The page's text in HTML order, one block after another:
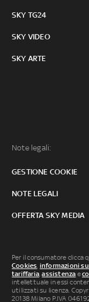
SKY TG24
SKY VIDEO
SKY ARTE
Note legali:
GESTIONE COOKIE
NOTE LEGALI
OFFERTA SKY MEDIA
Per il consumatore clicca
Cookies informazioni
tariffaria ,assistenza e
intellettuale in essi
utilizzati su licenza.
20138 Milano P.IVA